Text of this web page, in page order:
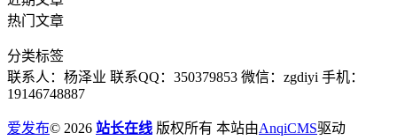
热门文章
分类标签
联系人：杨泽业 联系QQ：350379853 微信：zgdiyi 手机：
19146748887
爱发布© 2026 站长在线 版权所有 本站由AnqiCMS驱动